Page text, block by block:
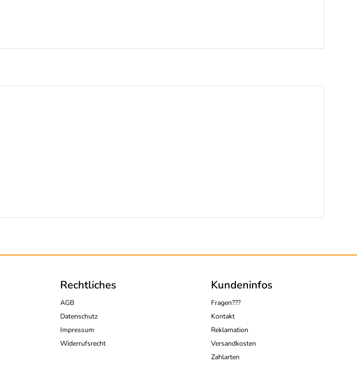
Rechtliches
AGB
Datenschutz
Impressum
Widerrufsrecht
Kundeninfos
Fragen???
Kontakt
Reklamation
Versandkosten
Zahlarten